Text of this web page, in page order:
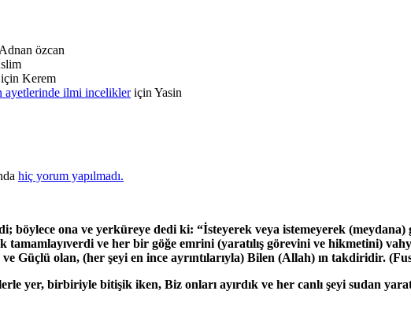
Adnan özcan
için Kerem
ayetlerinde ilmi incelikleriçin Yasin
hiç yorum yapılmadı.
böylece ona ve yerküreye dedi ki: “İsteyerek veya istemeyerek
ve her bir göğe emrini (yaratılış görevini ve hikmetini)
Güçlü olan, (her şeyi en ince ayrıntılarıyla) Bilen (Allah) ın takdiridir.
yer, birbiriyle bitişik iken, Biz onları ayırdık ve her canlı şeyi sudan